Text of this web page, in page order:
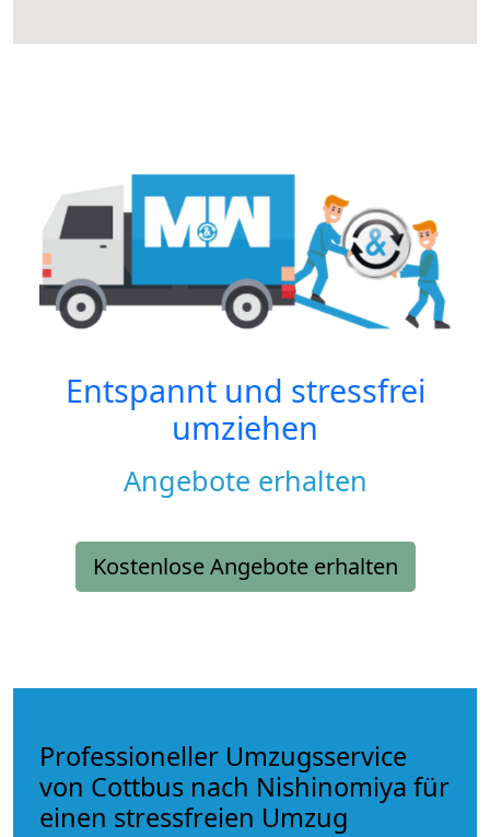
Entspannt und stressfrei
umziehen
Angebote erhalten
Kostenlose Angebote erhalten
Professioneller Umzugsservice
von Cottbus nach Nishinomiya für
einen stressfreien Umzug